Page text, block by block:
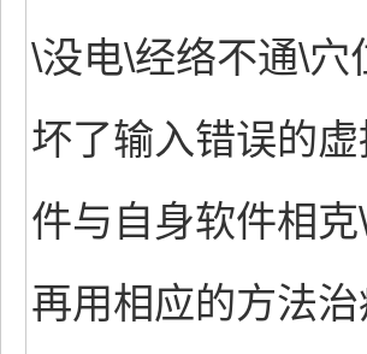
\没电\经络不通\穴
坏了输入错误的
件与自身软件相
再用相应的方法